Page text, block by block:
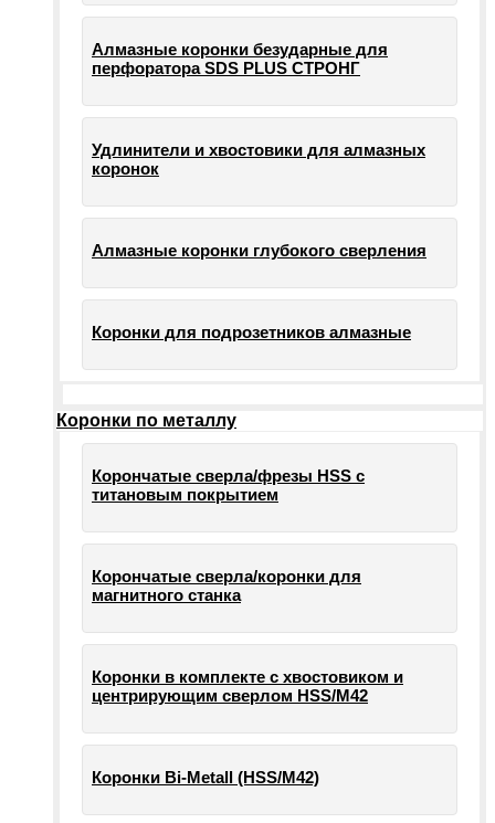
Алмазные коронки безударные для
перфоратора SDS PLUS СТРОНГ
Удлинители и хвостовики для алмазных
коронок
Алмазные коронки глубокого сверления
Коронки для подрозетников алмазные
Коронки по металлу
Корончатые сверла/фрезы HSS c
титановым покрытием
Корончатые сверла/коронки для
магнитного станка
Коронки в комплекте с хвостовиком и
центрирующим сверлом HSS/М42
Коронки Bi-Metall (HSS/М42)